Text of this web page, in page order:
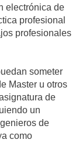
electrónica de
profesional
profesionales
someter
Master u otros
de
un
de
como